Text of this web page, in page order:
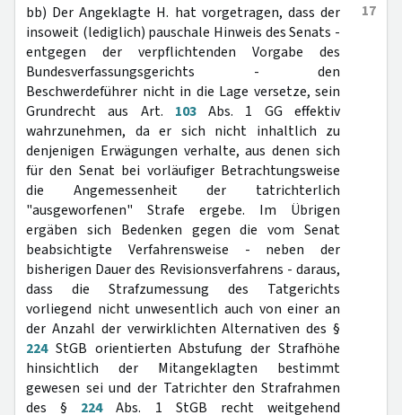
17
bb) Der Angeklagte H. hat vorgetragen, dass der
insoweit (lediglich) pauschale Hinweis des Senats -
entgegen der verpflichtenden Vorgabe des
Bundesverfassungsgerichts - den
Beschwerdeführer nicht in die Lage versetze, sein
Grundrecht aus Art. 103Abs. 1 GG effektiv
wahrzunehmen, da er sich nicht inhaltlich zu
denjenigen Erwägungen verhalte, aus denen sich
für den Senat bei vorläufiger Betrachtungsweise
die Angemessenheit der tatrichterlich
"ausgeworfenen" Strafe ergebe. Im Übrigen
ergäben sich Bedenken gegen die vom Senat
beabsichtigte Verfahrensweise - neben der
bisherigen Dauer des Revisionsverfahrens - daraus,
dass die Strafzumessung des Tatgerichts
vorliegend nicht unwesentlich auch von einer an
der Anzahl der verwirklichten Alternativen des §
224StGB orientierten Abstufung der Strafhöhe
hinsichtlich der Mitangeklagten bestimmt
gewesen sei und der Tatrichter den Strafrahmen
des § 224Abs. 1 StGB recht weitgehend